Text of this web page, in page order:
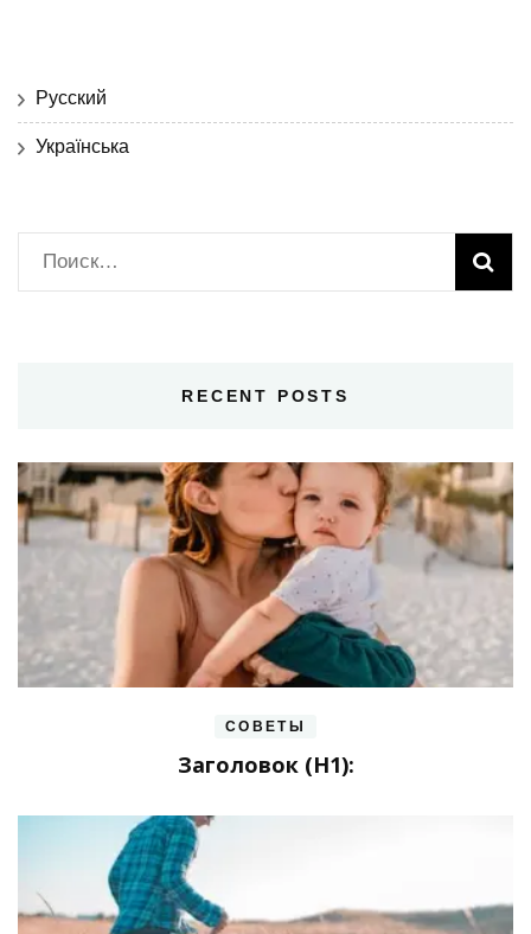
Русский
Українська
Найти:
RECENT POSTS
СОВЕТЫ
Заголовок (H1):